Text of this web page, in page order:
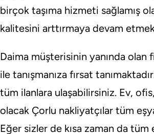
birçok taşıma hizmeti sağlamış
kalitesini arttırmaya devam
Daima müşterisinin yanında olan
ile tanışmanıza fırsat
tüm ilanlara ulaşabilirsiniz. Ev,
olacak Çorlu nakliyatçılar tüm
Eğer sizler de kısa zaman da tüm